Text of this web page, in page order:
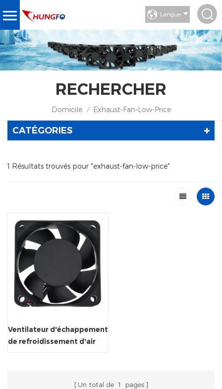
Langue
RECHERCHER
Domicile / Exhaust-Fan-Low-Price
CATÉGORIES
1 Résultats trouvés pour "exhaust-fan-low-price"
Ventilateur d'échappement
de refroidissement d'air
Un total de 1 pages